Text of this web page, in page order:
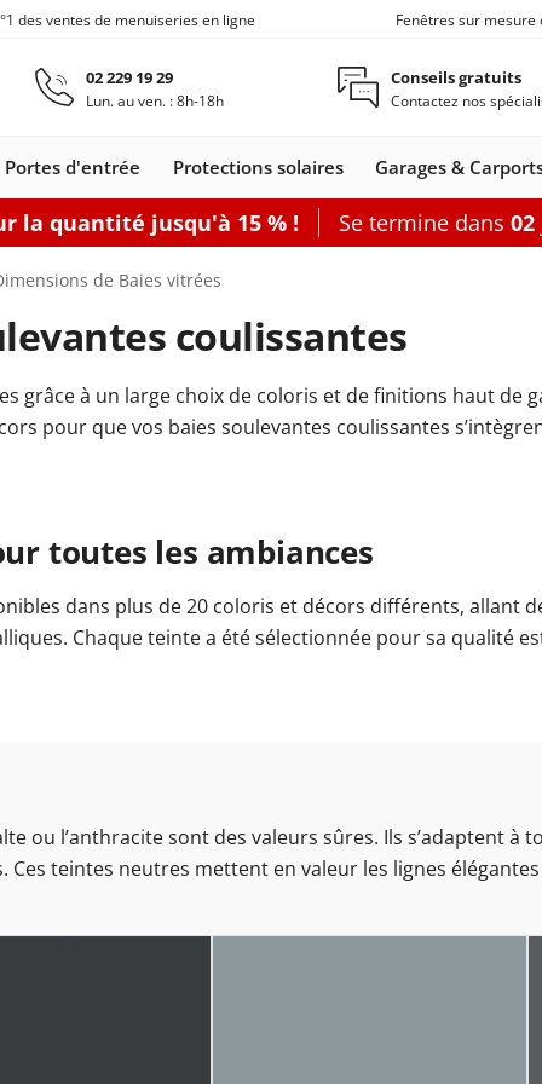
Aller au contenu principal
des ventes de menuiseries en ligne Fenêtres sur mesure
02 229 19 29
Lun. au ven. : 8h-18h
Conseils gratuits
Contactez nos
Fenêtres Alu
Fenêtres de toit
Fenêtres de toit
Fenêtre coulissante
Fenêtre
Fenêtres Aluplast Fenêtres Kömmerling Fenêtres VEKA
Portes-fenêtres
Bois-Alu
Portes-fenêtres Alu
Accessoires
Plus
fenêtres Couleurs des portes-fenêtres Porte-fenêtre
Baie accordéon
Baie soulevante-
coulissante
Options
Accessoires
Baies vitrées fixes Prix Baie vitrée
Portes d'entrée
d'entrée
Bois
Portes de service
Portes de
service Acier
Portes de
service
Portes de
service
d'entrée Porte de service
Protections solaires
Stores
bannes
Stores enrouleurs
extérieurs
Pergolas
Brise-soleil orientable électrique Store banne
Garages &
Carports
adossés
Carports
autoportants
Carports avec abri
de jardin
de carport Couleurs des portes de garage
Portes de
coulissants
Clôtures
Clôtures alu Grillages
Portail coulissant 4m Prix des clôtures Prix des portails
la quantité jusqu'à 15 % ! Se termine dans 02
de Baies vitrées
coulissantes
grâce à un large choix de coloris et de finitions haut de
pour que vos baies soulevantes coulissantes
toutes les ambiances
dans plus de 20 coloris et décors différents, allant
Chaque teinte a été sélectionnée pour sa qualité
ou l’anthracite sont des valeurs sûres. Ils s’adaptent à
teintes neutres mettent en valeur les lignes